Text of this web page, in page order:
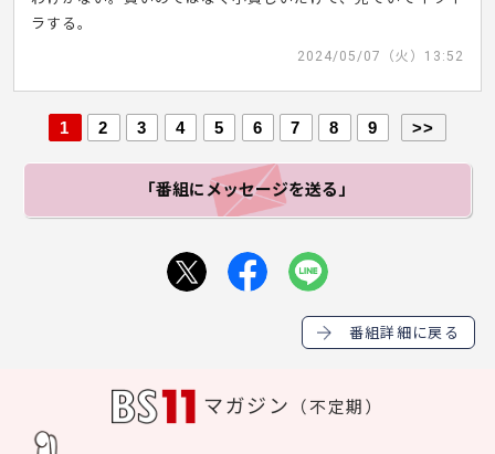
ラする。
2024/05/07（火）13:52
1 2 3 4 5 6 7 8 9 >>
「番組にメッセージを送る」
番組詳細に戻る
マガジン （不定期）